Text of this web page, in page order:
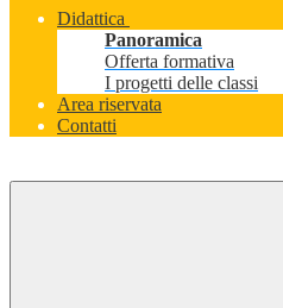
Didattica
Panoramica
Offerta formativa
I progetti delle classi
Area riservata
Contatti